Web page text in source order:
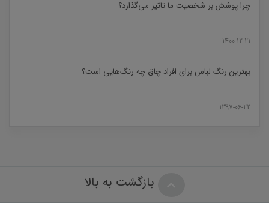
چرا پوشش بر شخصیت ما تاثیر می‌گذارد؟
1400-12-21
بهترین رنگ لباس برای افراد چاق چه رنگ‌هایی است؟
1397-06-22
بازگشت به بالا